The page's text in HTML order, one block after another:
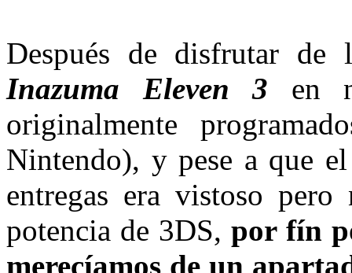
Después de disfrutar de
Inazuma Eleven 3 en
originalmente
Nintendo), y pese a que
entregas era vistoso
potencia de 3DS, por fín
merecíamos de un